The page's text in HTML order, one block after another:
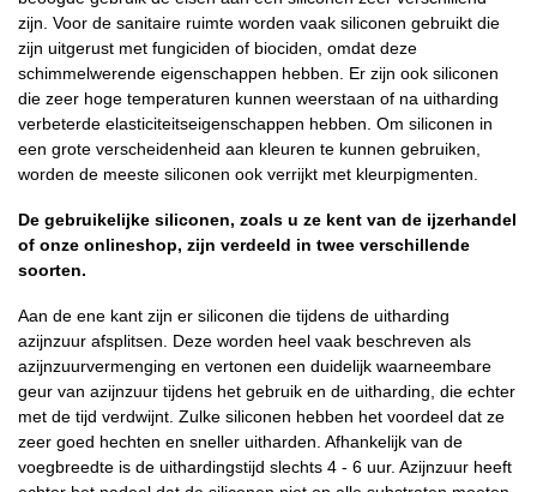
zijn. Voor de sanitaire ruimte worden vaak siliconen gebruikt die
zijn uitgerust met fungiciden of biociden, omdat deze
schimmelwerende eigenschappen hebben. Er zijn ook siliconen
die zeer hoge temperaturen kunnen weerstaan of na uitharding
verbeterde elasticiteitseigenschappen hebben. Om siliconen in
een grote verscheidenheid aan kleuren te kunnen gebruiken,
worden de meeste siliconen ook verrijkt met kleurpigmenten.
De gebruikelijke siliconen, zoals u ze kent van de ijzerhandel
of onze onlineshop, zijn verdeeld in twee verschillende
soorten.
Aan de ene kant zijn er siliconen die tijdens de uitharding
azijnzuur afsplitsen. Deze worden heel vaak beschreven als
azijnzuurvermenging en vertonen een duidelijk waarneembare
geur van azijnzuur tijdens het gebruik en de uitharding, die echter
met de tijd verdwijnt. Zulke siliconen hebben het voordeel dat ze
zeer goed hechten en sneller uitharden. Afhankelijk van de
voegbreedte is de uithardingstijd slechts 4 - 6 uur. Azijnzuur heeft